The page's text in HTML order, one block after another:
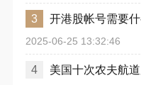
3 开港股帐号需要
2025-06-25 13:32:46
4 美国十次农夫航